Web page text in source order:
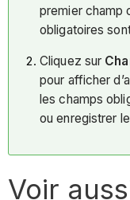
premier champ
obligatoires
Cliquez sur
pour afficher
les champs
ou enregistrer
Voir